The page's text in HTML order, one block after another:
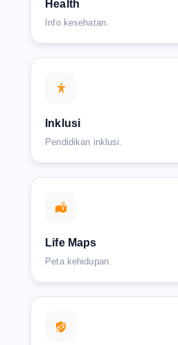
Health
Info kesehatan.
Inklusi
Pendidikan inklusi.
Life Maps
Peta kehidupan.